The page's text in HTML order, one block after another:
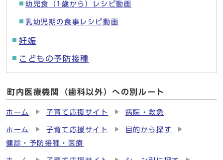
幼児食（1歳から）レシピ動画
乳幼児期の食事レシピ動画
妊娠
こどもの予防接種
町内医療機関（歯科以外）への別ルート
ホーム 子育て応援サイト 病院・救急
ホーム 子育て応援サイト
目的から探す
健診・予防接種・医療